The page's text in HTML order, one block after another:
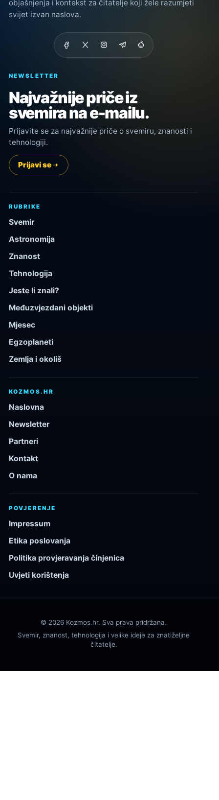
objašnjenja i kontekst za čitatelje koji žele razumjeti
svijet izvan naslova.
NEWSLETTER
Najvažnije priče iz
svemira na e-mailu.
Prijavite se za najvažnije priče o svemiru, znanosti i
tehnologiji.
Prijavi se
RUBRIKE
Svemir
Astronomija
Znanost
Tehnologija
Jeste li znali?
Međuzvjezdani objekti
Mjesec
Egzoplaneti
Zemlja i okoliš
KOZMOS.HR
Naslovna
Newsletter
Partneri
Kontakt
O nama
POVJERENJE
Impressum
Etika poslovanja
Politika provjeravanja činjenica
Uvjeti korištenja
© 2026 Kozmos.hr. Sva prava pridržana.
Svemir, znanost, tehnologija i velike ideje za znatiželjne
čitatelje.